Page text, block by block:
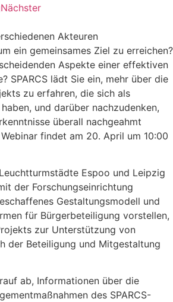
Nächster
Akteuren
ein gemeinsames Ziel zu erreichen?
Aspekte einer effektiven
SPARCS lädt Sie ein, mehr über die
zu erfahren, die sich als
und darüber nachzudenken,
überall nachgeahmt
findet am 20. April um 10:00
Espoo und Leipzig
der Forschungseinrichtung
Gestaltungsmodell und
für Bürgerbeteiligung vorstellen,
zur Unterstützung von
der Beteiligung und Mitgestaltung
ab, Informationen über die
des SPARCS-